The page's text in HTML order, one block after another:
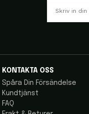
KONTAKTA OSS
Spåra Din Försändelse
Kundtjänst
FAQ